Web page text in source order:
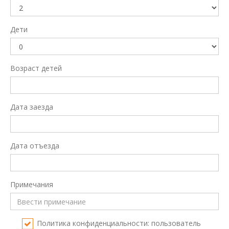
Дети
Возраст детей
Дата заезда
Дата отъезда
Примечания
Политика конфиденциальности: пользователь